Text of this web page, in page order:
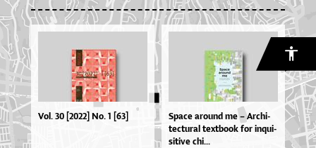
Vol. 30 [2022] No. 1 [63]
Spa­ce aro­u­nd me – Ar­chi­
te­ctu­ral te­xtbo­ok for inqu­i­
si­ti­ve chi...